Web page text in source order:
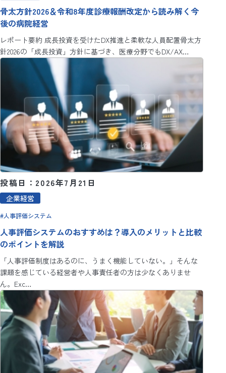
骨太方針2026＆令和8年度診療報酬改定から読み解く今
後の病院経営
レポート要約 成長投資を受けたDX推進と柔軟な人員配置骨太方
針2026の「成長投資」方針に基づき、医療分野でもDX/AX…
投稿日：2026年7月21日
企業経営
人事評価システム
人事評価システムのおすすめは？導入のメリットと比較
のポイントを解説
「人事評価制度はあるのに、うまく機能していない。」そんな
課題を感じている経営者や人事責任者の方は少なくありませ
ん。Exc…